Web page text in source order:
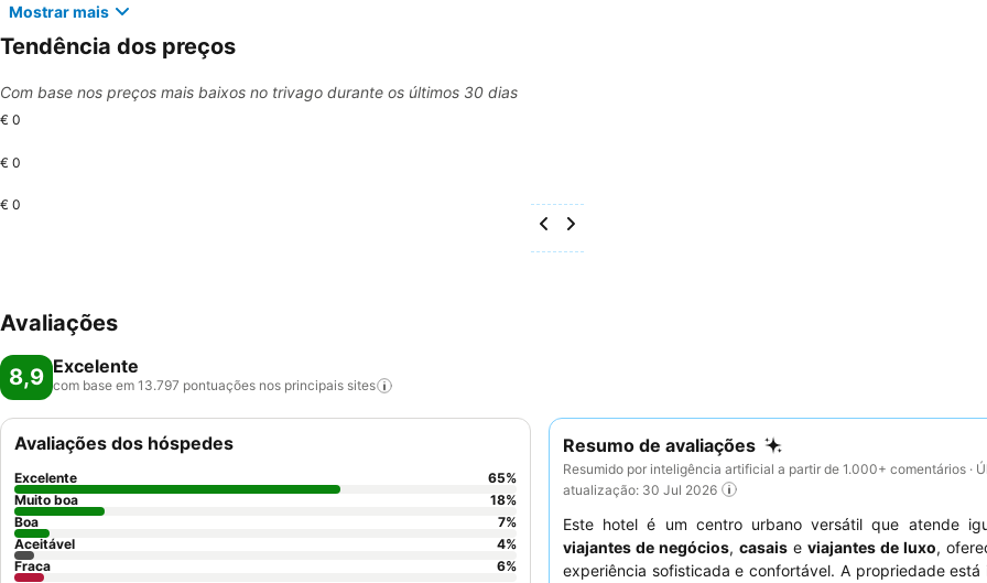
Mostrar mais
Tendência dos preços
Com base nos preços mais baixos no trivago durante os últimos 30 dias
€ 0
€ 0
€ 0
Avaliações
8,9 Excelente
com base em 13.797 pontuações nos principais sites
Resumo de avaliações
Resumido por inteligência artificial a partir de 1.000+ comentários ·
atualização: 30 Jul 2026
Este hotel é um centro urbano versátil que atende
viajantes de negócios, casais e viajantes de luxo,
experiência sofisticada e confortável. A propriedade está
Avaliações dos hóspedes
Excelente 65%
Muito boa
18%
Boa
7%
Aceitável
4%
Fraca
6%